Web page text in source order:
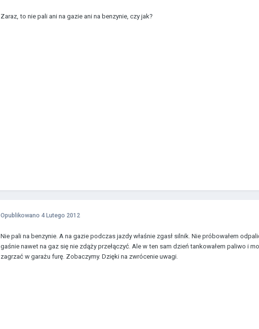
Zaraz, to nie pali ani na gazie ani na benzynie, czy jak?
Opublikowano 4 Lutego 2012
Nie pali na benzynie. A na gazie podczas jazdy właśnie zgasł silnik. Nie próbowałem
gaśnie nawet na gaz się nie zdąży przełączyć. Ale w ten sam dzień tankowałem paliwo i
zagrzać w garażu furę. Zobaczymy. Dzięki na zwrócenie uwagi.